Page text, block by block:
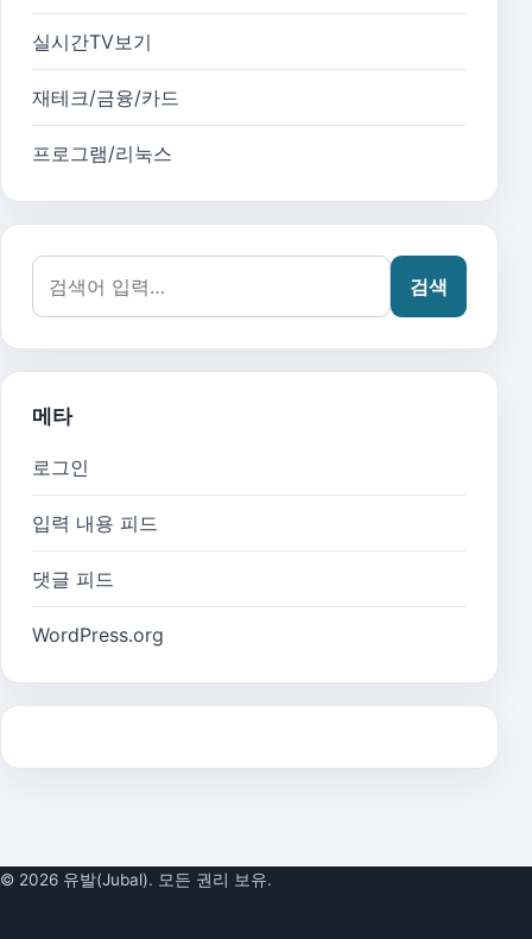
실시간TV보기
재테크/금융/카드
프로그램/리눅스
검색어:
검색
메타
로그인
입력 내용 피드
댓글 피드
WordPress.org
© 2026 유발(Jubal). 모든 권리 보유.